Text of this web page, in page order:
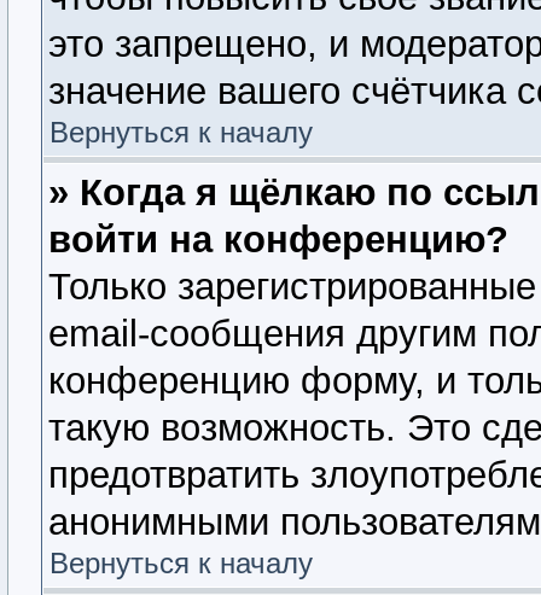
это запрещено, и
значение вашего счётчика
Вернуться к началу
» Когда я щёлкаю по
войти на конференцию?
Только
email-сообщения другим
конференцию форму, и
такую возможность. Это
предотвратить
анонимными
Вернуться к началу